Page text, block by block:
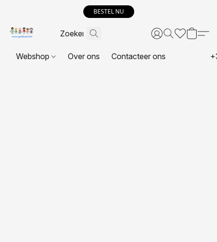
BESTEL NU
Webshop Over ons Contacteer ons